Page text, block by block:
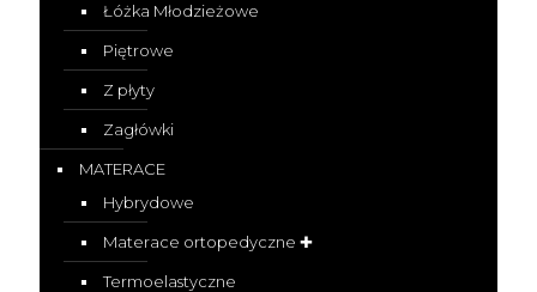
Łóżka Młodzieżowe
Piętrowe
Z płyty
Zagłówki
MATERACE
Hybrydowe
Materace ortopedyczne ✚
Termoelastyczne